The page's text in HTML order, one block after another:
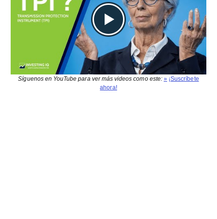
Síguenos en YouTube para ver más videos como este: » ¡Suscríbete
ahora!